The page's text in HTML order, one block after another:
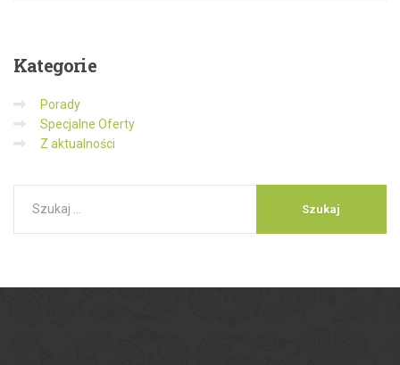
Kategorie
Porady
Specjalne Oferty
Z aktualności